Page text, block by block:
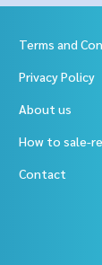
Terms and
Privacy Policy
About us
How to sale-
Contact